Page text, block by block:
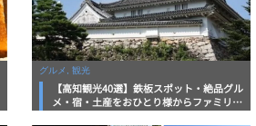
グルメ, 観光
【高知観光40選】鉄板スポット・絶品グル
メ・宿・土産をおひとり様からファミリー